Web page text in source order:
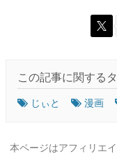
この記事に関する
じぃと 漫画
本ページはアフィリエ